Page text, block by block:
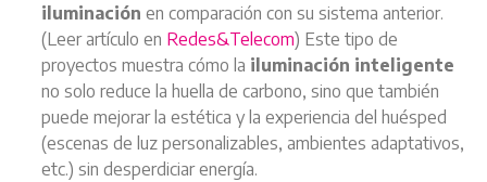
iluminación en comparación con su sistema anterior.
(Leer artículo en Redes&Telecom) Este tipo de
proyectos muestra cómo la iluminación inteligente
no solo reduce la huella de carbono, sino que también
puede mejorar la estética y la experiencia del huésped
(escenas de luz personalizables, ambientes adaptativos,
etc.) sin desperdiciar energía.